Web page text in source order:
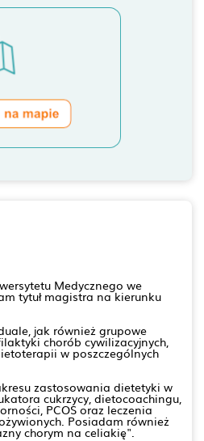
Medycznego we
tytuł magistra na kierunku
jak również grupowe
chorób cywilizacyjnych,
w poszczególnych
zastosowania dietetyki w
cukrzycy, dietocoachingu,
PCOS oraz leczenia
Posiadam również
chorym na celiakię".